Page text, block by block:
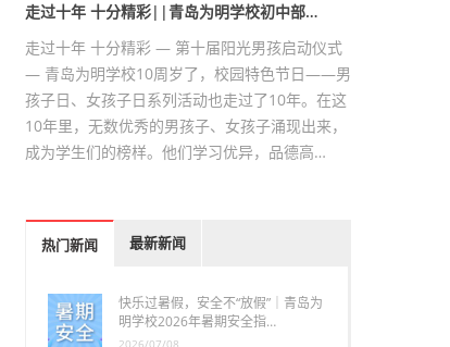
走过十年 十分精彩||青岛为明学校初中部…
走过十年 十分精彩 — 第十届阳光男孩启动仪式
— 青岛为明学校10周岁了，校园特色节日——男
孩子日、女孩子日系列活动也走过了10年。在这
10年里，无数优秀的男孩子、女孩子涌现出来，
成为学生们的榜样。他们学习优异，品德高…
热门新闻 最新新闻
快乐过暑假，安全不“放假”｜青岛为
明学校2026年暑期安全指…